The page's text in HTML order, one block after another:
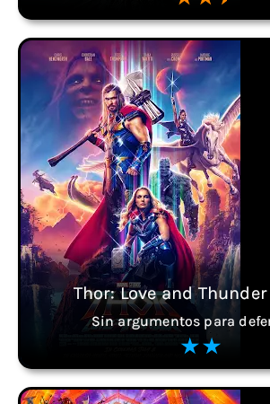
Thor: Love and
Sin argumentos para